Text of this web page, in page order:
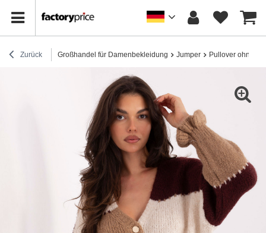
Zurück Großhandel für Damenbekleidung Jumper Pullover ohne